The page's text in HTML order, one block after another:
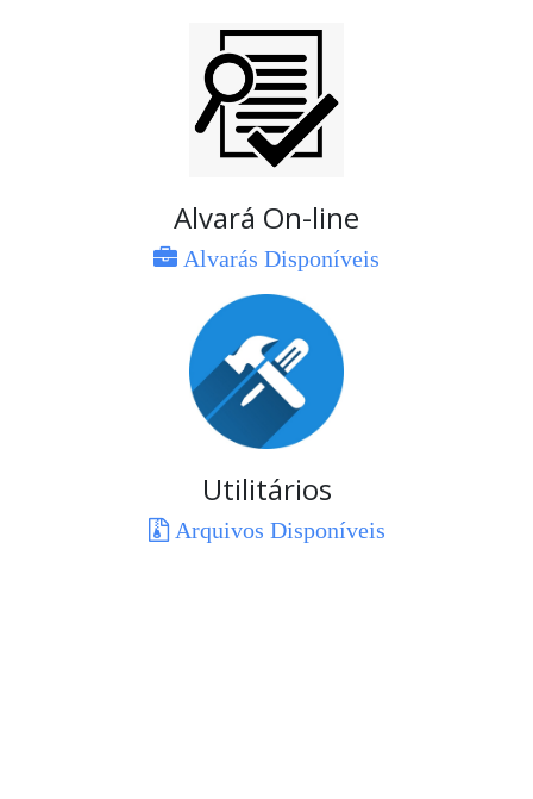
Alvará On-line
Alvarás Disponíveis
Utilitários
Arquivos Disponíveis